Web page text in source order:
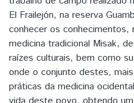
El Frailejón, na reserva
conhecer os conhecimentos,
medicina tradicional Misak,
raízes culturais, bem como
onde o conjunto destes,
práticas da medicina